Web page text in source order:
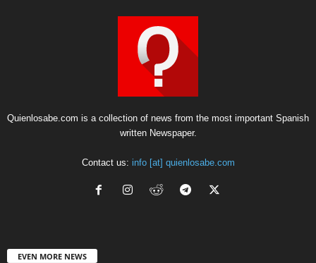
Quienlosabe.com is a collection of news from the most important Spanish
written Newspaper.
Contact us: info [at] quienlosabe.com
EVEN MORE NEWS